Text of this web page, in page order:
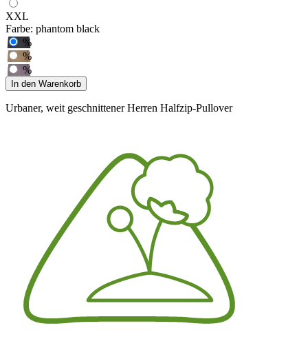
XXL
Farbe: phantom black
%
%
%
In den Warenkorb
Urbaner, weit geschnittener Herren Halfzip-Pullover